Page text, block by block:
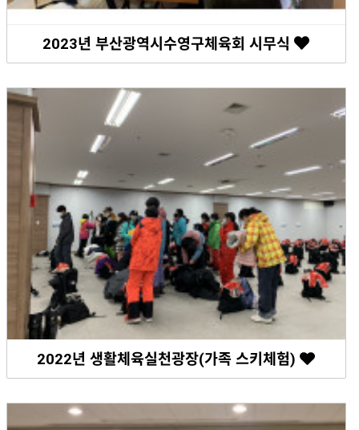
2023년 부산광역시수영구체육회 시무식
2022년 생활체육실천광장(가족 스키체험)